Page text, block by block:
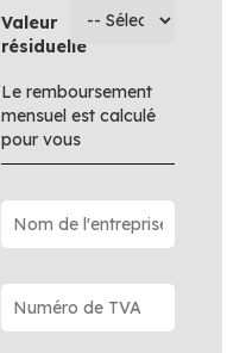
Valeur
résiduelle
Le remboursement
mensuel est calculé
pour vous